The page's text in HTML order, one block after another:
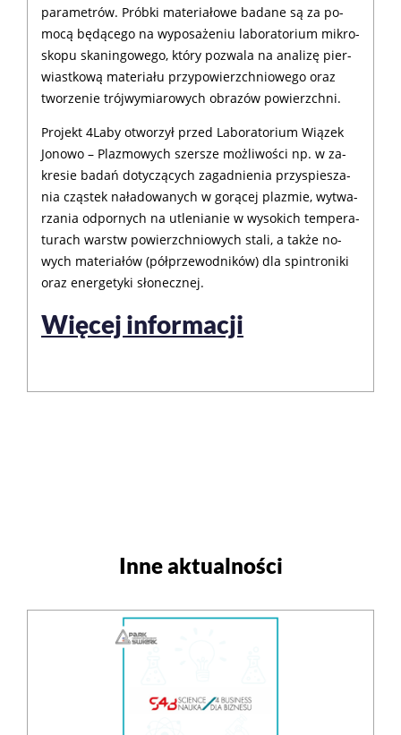
pa­ra­me­trów. Prób­ki ma­te­ria­ło­we ba­da­ne są za po­
mo­cą bę­dą­ce­go na wy­po­sa­że­niu la­bo­ra­to­rium mi­kro­
sko­pu ska­nin­go­we­go, któ­ry po­zwa­la na ana­li­zę pier­
wiast­ko­wą ma­te­ria­łu przypo­wierzch­niowego oraz
two­rze­nie trój­wy­mia­ro­wych obra­zów po­wierzch­ni.
Pro­jekt 4La­by otwo­rzył przed La­bo­ra­to­rium Wią­zek
Jo­no­wo – Pla­zmo­wych szer­sze moż­li­wo­ści np. w za­
kre­sie ba­dań do­ty­czą­cych za­gad­nie­nia przy­spie­sza­
nia czą­stek na­ła­do­wa­nych w go­rą­cej pla­zmie, wy­twa­
rza­nia od­por­nych na utle­nia­nie w wy­so­kich tem­pe­ra­
tu­rach warstw po­wierzch­nio­wych sta­li, a tak­że no­
wych ma­te­ria­łów (pół­prze­wod­ni­ków) dla spin­tro­ni­ki
oraz ener­ge­ty­ki sło­necz­nej.
Wię­cej in­for­ma­cji
Inne aktualności